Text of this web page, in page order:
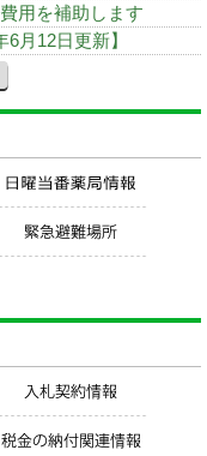
用を補助します
月12日更新】